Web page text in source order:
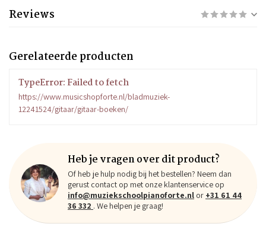
Reviews
Gerelateerde producten
TypeError: Failed to fetch
https://www.musicshopforte.nl/bladmuziek-
12241524/gitaar/gitaar-boeken/
Heb je vragen over dit product?
Of heb je hulp nodig bij het bestellen? Neem dan
gerust contact op met onze klantenservice op
info@muziekschoolpianoforte.nl or +31 61 44
36 332 . We helpen je graag!